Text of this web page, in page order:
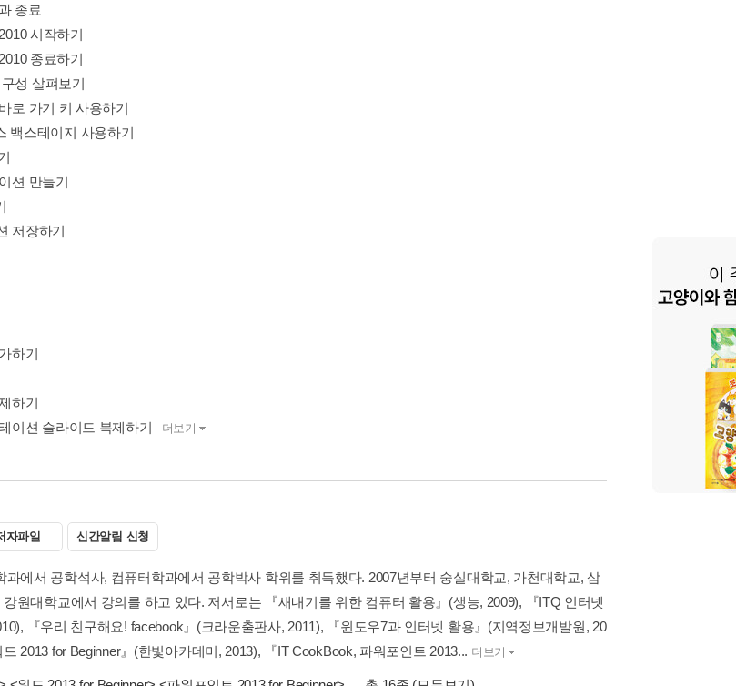
종료
시작하기
종료하기
성 살펴보기
로 가기 키 사용하기
백스테이지 사용하기
션 만들기
저장하기
하기
하기
이션 슬라이드 복제하기
더보기
자파일 신간알림 신청
과에서 공학석사, 컴퓨터학과에서 공학박사 학위를 취득했다. 2007년부터 숭실대학교, 가천대학교, 삼
원대학교에서 강의를 하고 있다. 저서로는 『새내기를 위한 컴퓨터 활용』(생능, 2009), 『ITQ 인터넷
『우리 친구해요! facebook』(크라운출판사, 2011), 『윈도우7과 인터넷 활용』(지역정보개발원, 20
2013 for Beginner』(한빛아카데미, 2013), 『IT CookBook, 파워포인트 2013... 더보기